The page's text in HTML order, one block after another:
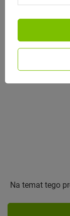
Monbento
Na temat tego